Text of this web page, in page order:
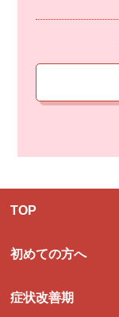
TOP
初めての方へ
症状改善期